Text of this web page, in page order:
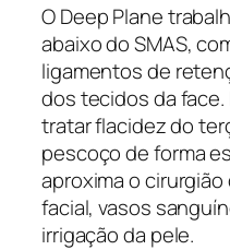
O Deep Plane
abaixo do SMAS,
ligamentos de
dos tecidos da
tratar flacidez do
pescoço de forma
aproxima o
facial, vasos
irrigação da pele.